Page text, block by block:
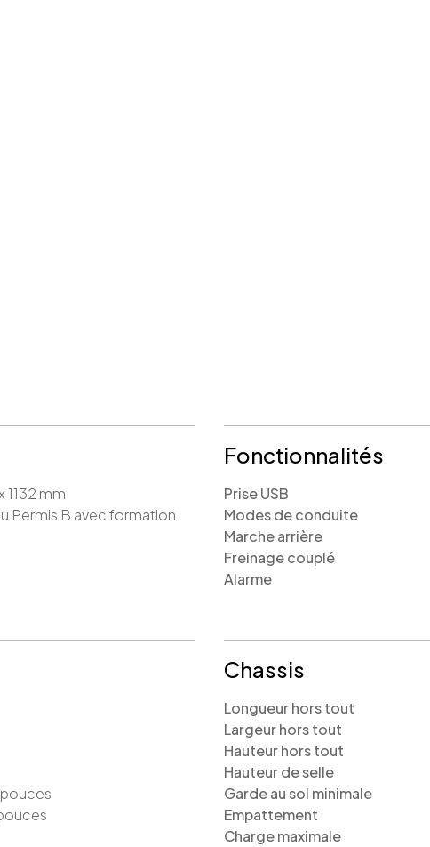
1132 mm
Permis B avec formation
Fonctionnalités
Prise USB
Modes de conduite
Marche arrière
Freinage couplé
Alarme
pouces
Chassis
Longueur hors tout
Largeur hors tout
Hauteur hors tout
Hauteur de selle
Garde au sol minimale
Empattement
Charge maximale